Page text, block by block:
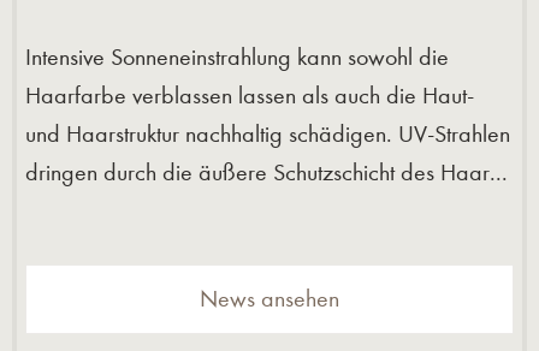
Intensive Sonneneinstrahlung kann sowohl die
Haarfarbe verblassen lassen als auch die Haut-
und Haarstruktur nachhaltig schädigen. UV-Strahlen
dringen durch die äußere Schutzschicht des Haar...
News ansehen